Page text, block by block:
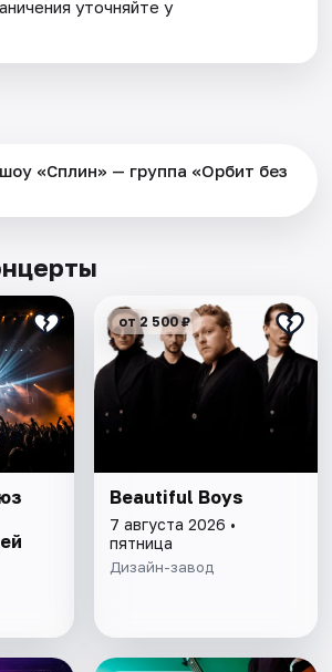
уточняйте у
«Сплин» — группа «Орбит без
от 2 500 ₽
Beautiful Boys
7 августа 2026 •
пятница
Дизайн-завод